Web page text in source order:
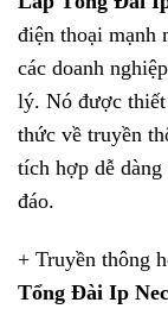
điện thoại mạnh
các doanh
lý. Nó được
thức về truyền
tích hợp dễ
đáo.
+ Truyền thông
Tổng Đài Ip